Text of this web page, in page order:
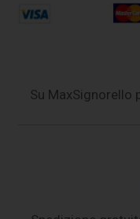
Su MaxSignorello